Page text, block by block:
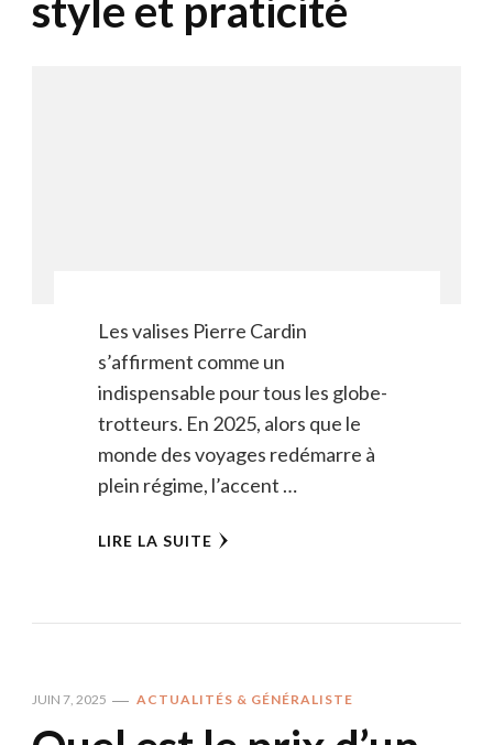
style et praticité
Les valises Pierre Cardin
s’affirment comme un
indispensable pour tous les globe-
trotteurs. En 2025, alors que le
monde des voyages redémarre à
plein régime, l’accent …
LIRE LA SUITE
JUIN 7, 2025 ACTUALITÉS & GÉNÉRALISTE